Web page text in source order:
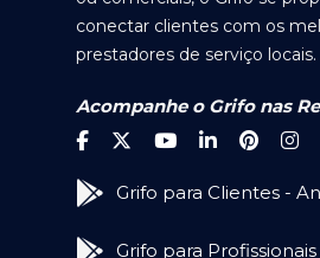
conectar clientes com os
prestadores de serviço locais.
Acompanhe o Grifo nas
Grifo para Clientes -
Grifo para